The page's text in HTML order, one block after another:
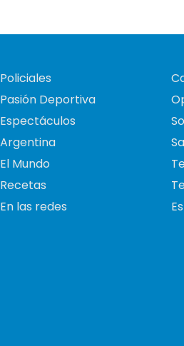
Policiales
Pasión Deportiva
Espectáculos
Argentina
El Mundo
Recetas
En las redes